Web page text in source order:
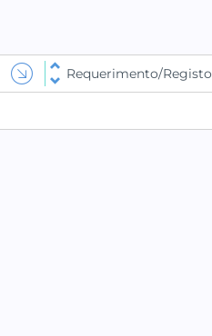
Requerimento/Registo